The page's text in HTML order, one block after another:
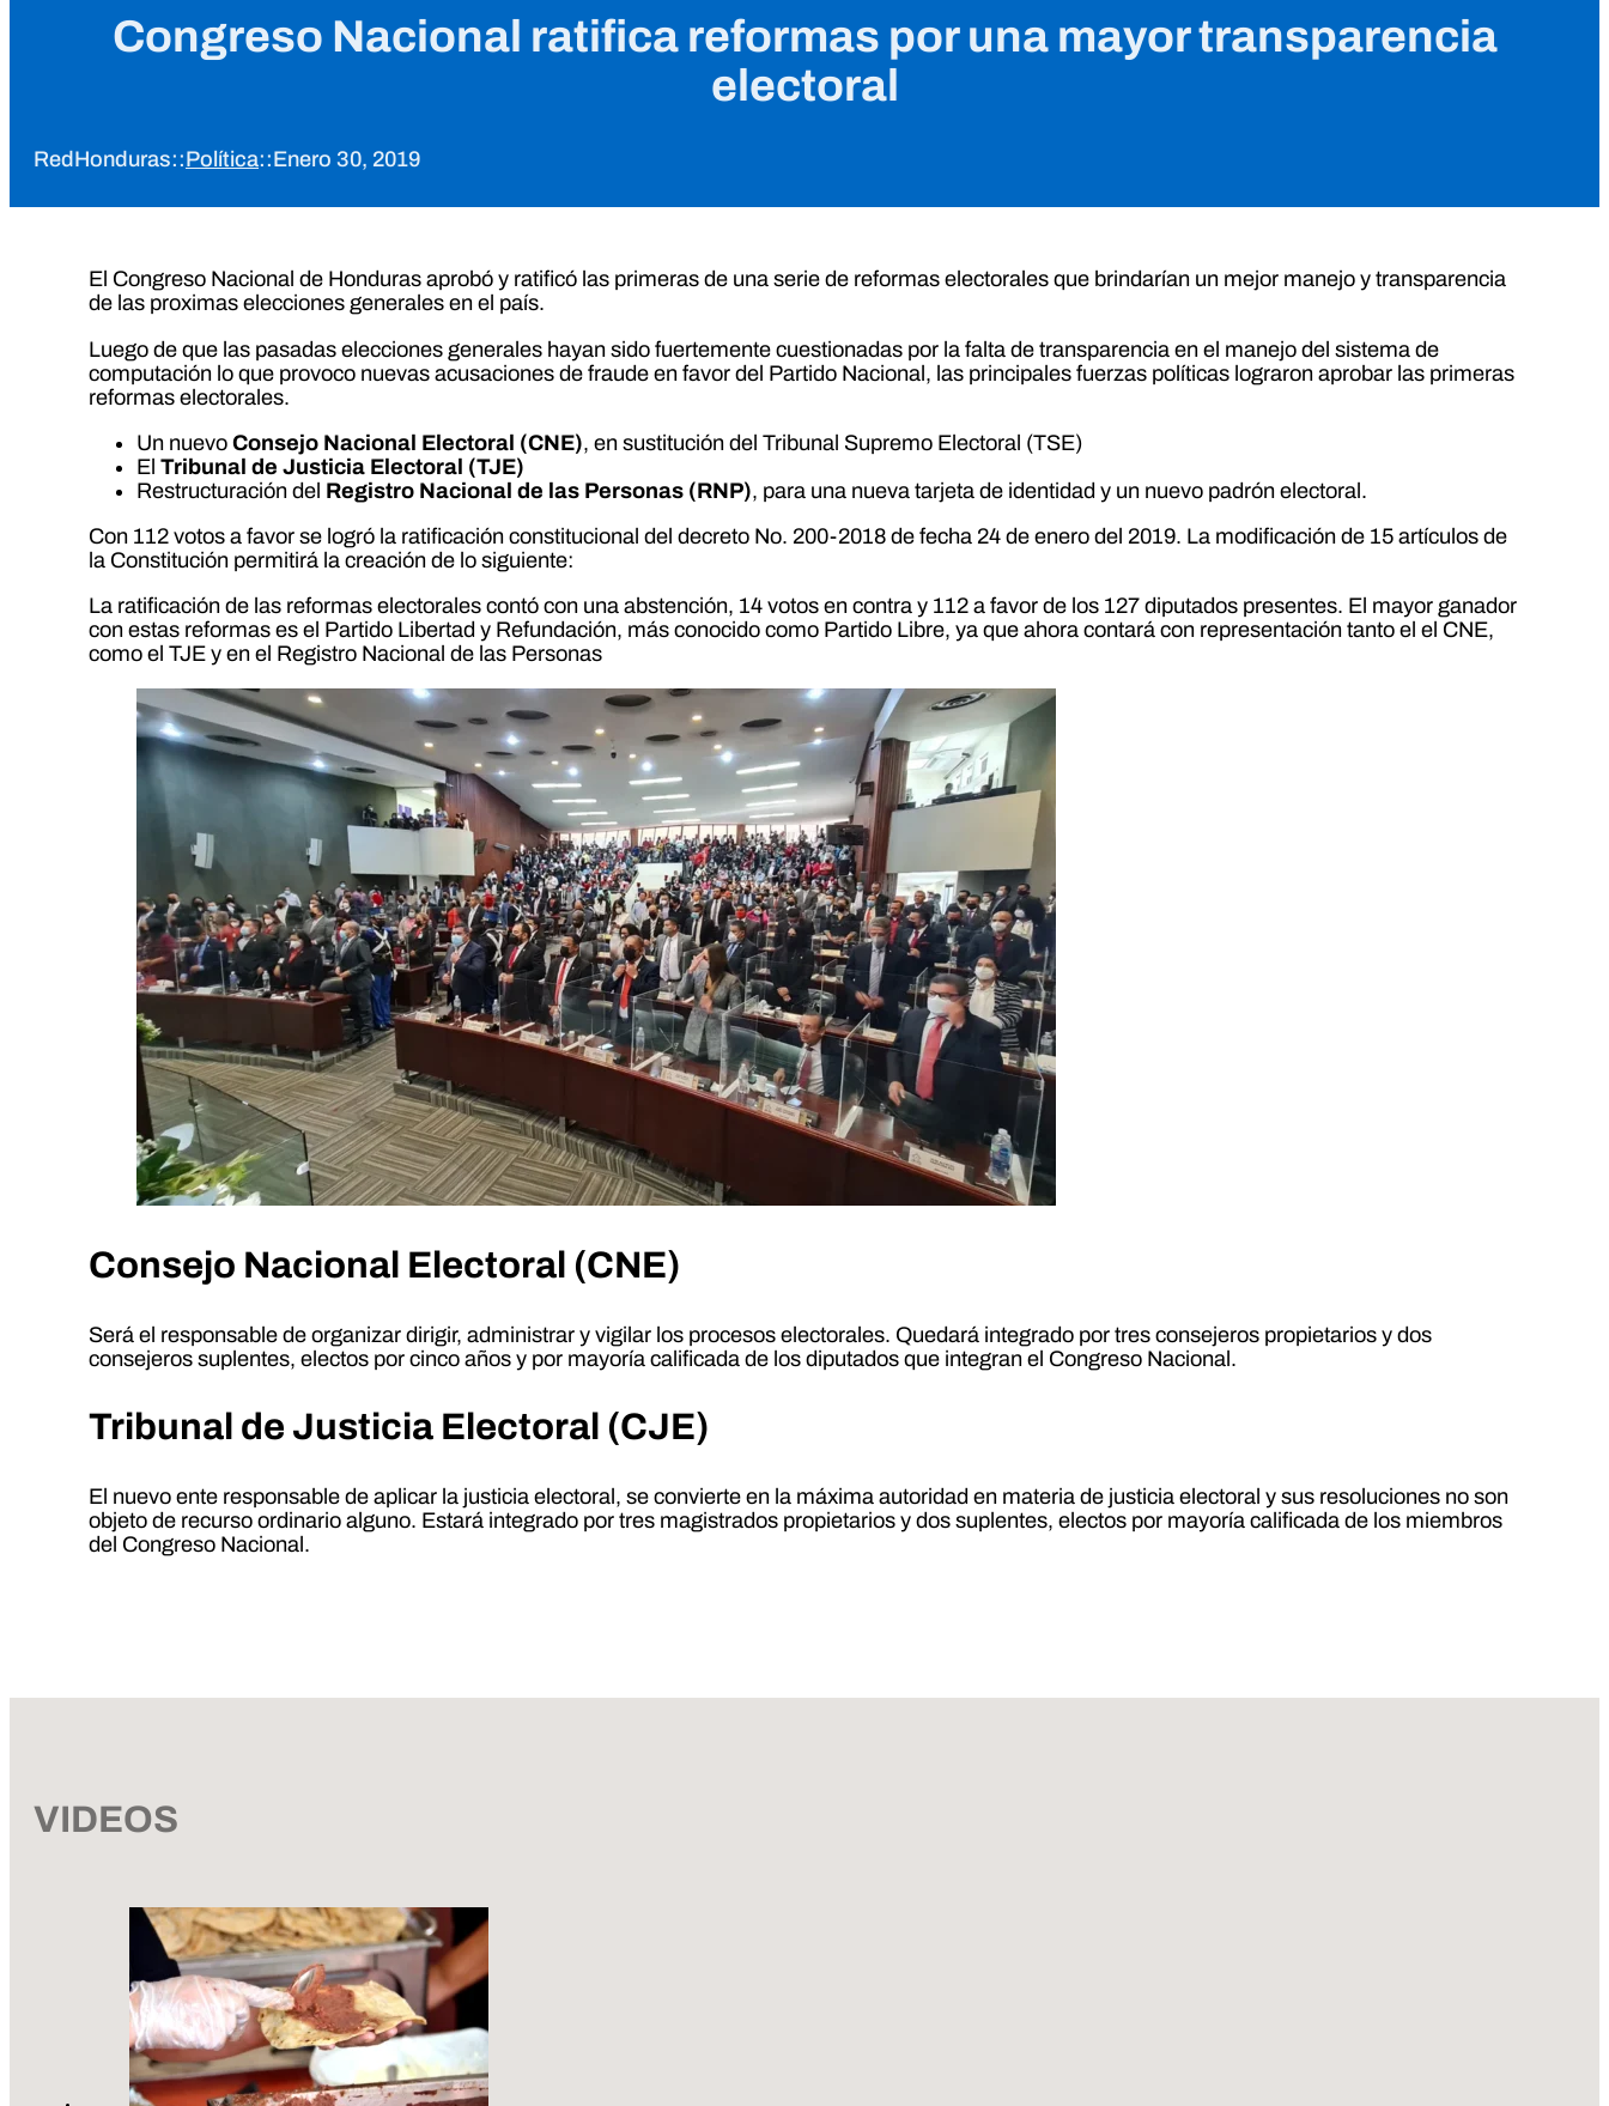
Congreso Nacional ratifica reformas por una mayor transparencia
electoral
RedHonduras::Política::Enero 30, 2019
El Congreso Nacional de Honduras aprobó y ratificó las primeras de una serie de reformas electorales que brindarían un mejor manejo y transparencia
de las proximas elecciones generales en el país.
Luego de que las pasadas elecciones generales hayan sido fuertemente cuestionadas por la falta de transparencia en el manejo del sistema de
computación lo que provoco nuevas acusaciones de fraude en favor del Partido Nacional, las principales fuerzas políticas lograron aprobar las primeras
reformas electorales.
Un nuevoConsejo Nacional Electoral (CNE), en sustitución del Tribunal Supremo Electoral (TSE)
ElTribunal de Justicia Electoral (TJE)
Restructuración del Registro Nacional de las Personas (RNP), para una nueva tarjeta de identidad y un nuevo padrón electoral.
Con 112 votos a favor se logró la ratificación constitucional del decreto No. 200-2018 de fecha 24 de enero del 2019. La modificación de 15 artículos de
la Constitución permitirá la creación de lo siguiente:
La ratificación de las reformas electorales contó con una abstención, 14 votos en contra y 112 a favor de los 127 diputados presentes. El mayor ganador
con estas reformas es el Partido Libertad y Refundación, más conocido como Partido Libre, ya que ahora contará con representación tanto el el CNE,
como el TJE y en el Registro Nacional de las Personas
Consejo Nacional Electoral (CNE)
Será el responsable de organizar dirigir, administrar y vigilar los procesos electorales. Quedará integrado por tres consejeros propietarios y dos
consejeros suplentes, electos por cinco años y por mayoría calificada de los diputados que integran el Congreso Nacional.
Tribunal de Justicia Electoral (CJE)
El nuevo ente responsable de aplicar la justicia electoral, se convierte en la máxima autoridad en materia de justicia electoral y sus resoluciones no son
objeto de recurso ordinario alguno. Estará integrado por tres magistrados propietarios y dos suplentes, electos por mayoría calificada de los miembros
del Congreso Nacional.
VIDEOS